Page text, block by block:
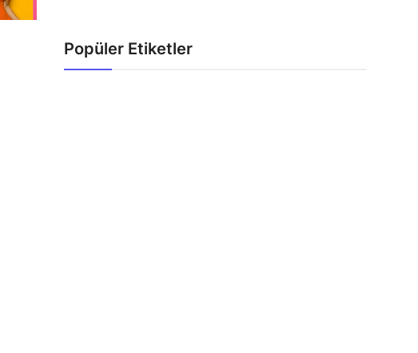
Popüler Etiketler